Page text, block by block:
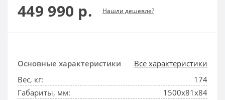
449 990 р. Нашли дешевле?
Основные характеристики
Все характеристики
Вес, кг:
174
Габариты, мм:
1500х81х84